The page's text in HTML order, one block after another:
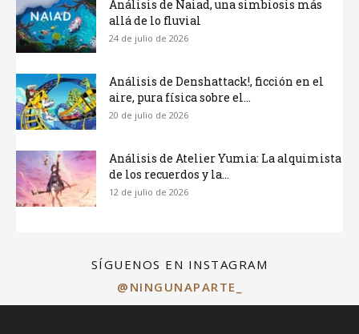
Análisis de Naiad, una simbiosis más
allá de lo fluvial
24 de julio de 2026
Análisis de Denshattack!, ficción en el
aire, pura física sobre el...
20 de julio de 2026
Análisis de Atelier Yumia: La alquimista
de los recuerdos y la...
12 de julio de 2026
SÍGUENOS EN INSTAGRAM
@NINGUNAPARTE_